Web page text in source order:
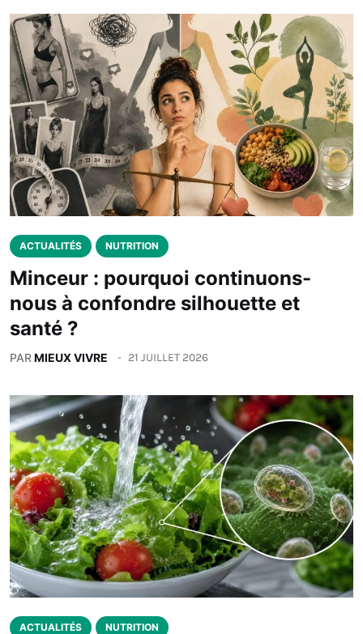
ACTUALITÉS NUTRITION
Minceur : pourquoi continuons-
nous à confondre silhouette et
santé ?
PARMIEUX VIVRE 21 JUILLET 2026
ACTUALITÉS NUTRITION